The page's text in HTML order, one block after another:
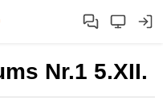
Nr.1 5.XII.